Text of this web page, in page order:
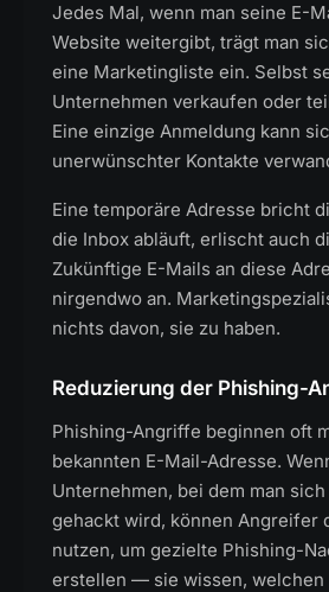
Jedes Mal, wenn man seine E-
Website weitergibt, trägt man
eine Marketingliste ein. Selbst
Unternehmen verkaufen oder
Eine einzige Anmeldung kann
unerwünschter Kontakte
Eine temporäre Adresse bricht
die Inbox abläuft, erlischt auch
Zukünftige E-Mails an diese
nirgendwo an.
nichts davon, sie zu haben.
Reduzierung der Phishing-
Phishing-Angriffe beginnen oft
bekannten E-Mail-Adresse.
Unternehmen, bei dem man
gehackt wird, können Angreifer
nutzen, um gezielte Phishing-
erstellen — sie wissen, welchen